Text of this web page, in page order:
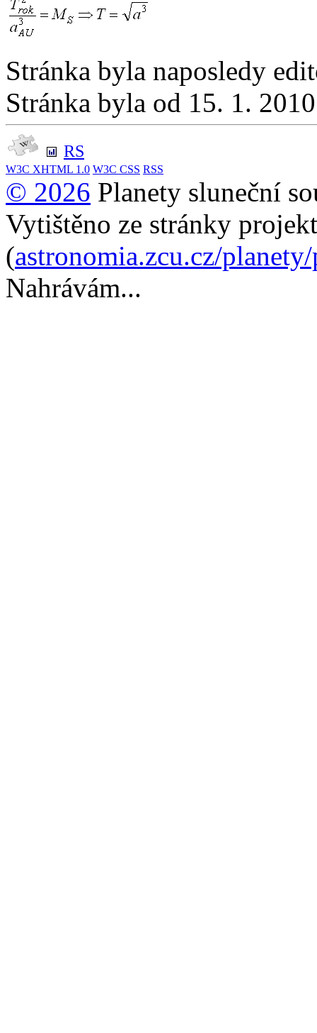
Stránka byla naposledy
Stránka byla od 15. 1.
RS
W3C XHTML 1.0 W3C CSS RSS
© 2026 Planety sluneční
Vytištěno ze stránky
(astronomia.zcu.cz/
Nahrávám...